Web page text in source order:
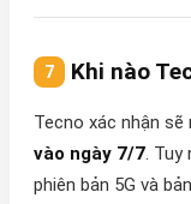
Khi nào
Tecno xác nhận sẽ
vào ngày 7/7. Tuy
phiên bản 5G và